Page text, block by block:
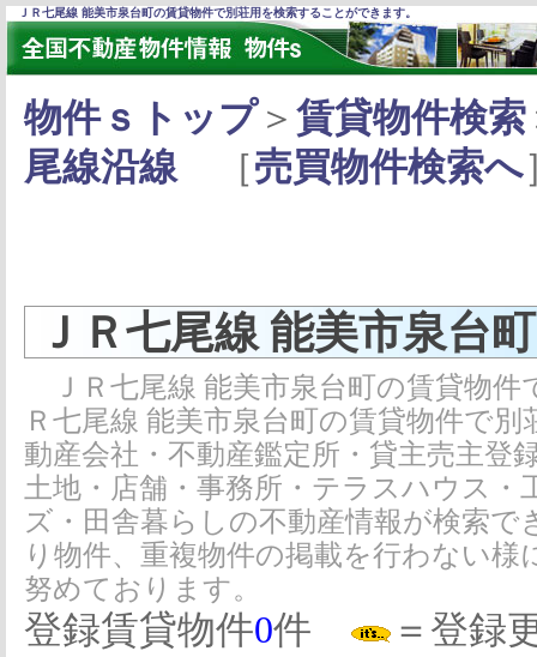
ＪＲ七尾線 能美市泉台町の賃貸物件で別荘用を検索することができます。
物件ｓトップ＞ 賃貸物件検索
尾線沿線［売買物件検索へ
ＪＲ七尾線 能美市泉台
ＪＲ七尾線 能美市泉台町の賃貸物
Ｒ七尾線 能美市泉台町の賃貸物件で
動産会社・不動産鑑定所・貸主売主登
土地・店舗・事務所・テラスハウス
ズ・田舎暮らしの不動産情報が検索
り物件、重複物件の掲載を行わない
努めております。
登録賃貸物件0件
＝登録